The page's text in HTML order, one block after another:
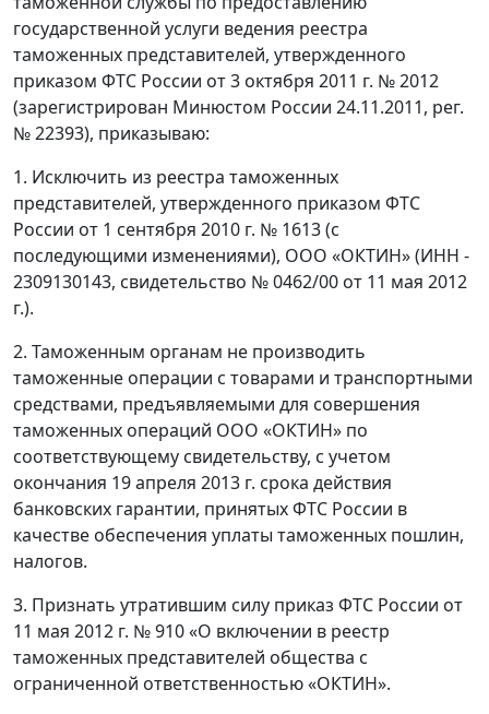
государственной услуги ведения реестра
таможенных представителей, утвержденного
приказом ФТС России от 3 октября 2011 г. № 2012
(зарегистрирован Минюстом России 24.11.2011, рег.
№ 22393), приказываю:
1. Исключить из реестра таможенных
представителей, утвержденного приказом ФТС
России от 1 сентября 2010 г. № 1613 (с
последующими изменениями), ООО «ОКТИН» (ИНН -
2309130143, свидетельство № 0462/00 от 11 мая 2012
г.).
2. Таможенным органам не производить
таможенные операции с товарами и транспортными
средствами, предъявляемыми для совершения
таможенных операций ООО «ОКТИН» по
соответствующему свидетельству, с учетом
окончания 19 апреля 2013 г. срока действия
банковских гарантии, принятых ФТС России в
качестве обеспечения уплаты таможенных пошлин,
налогов.
3. Признать утратившим силу приказ ФТС России от
11 мая 2012 г. № 910 «О включении в реестр
таможенных представителей общества с
ограниченной ответственностью «ОКТИН».